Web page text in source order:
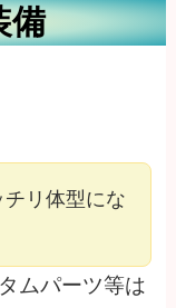
備
リ体型にな
ムパーツ等は